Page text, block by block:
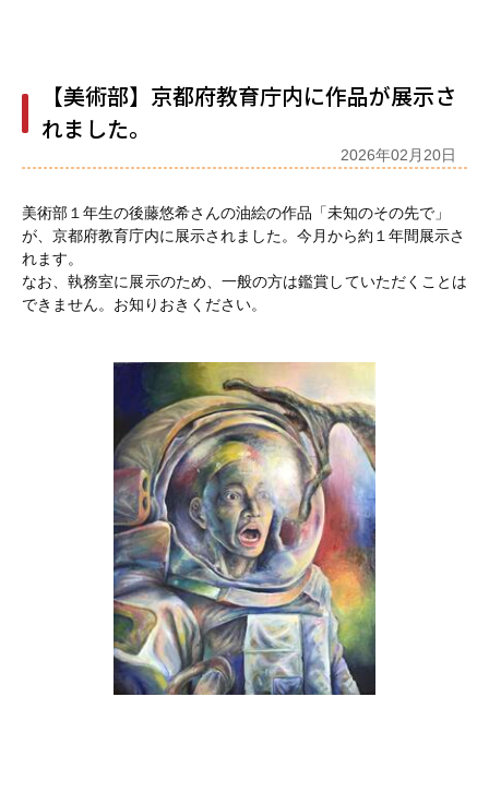
【美術部】京都府教育庁内に作品が展示さ
れました。
2026年02月20日
美術部１年生の後藤悠希さんの油絵の作品 「未知のその先で」
が、京都府教育庁内に展示されました。今月から約１年間展示さ
れます。
なお、執務室に展示のため、一般の方は鑑賞していただくことは
できません。お知りおきください。